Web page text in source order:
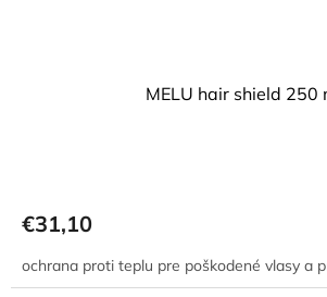
MELU hair shield 250
€31,10
ochrana proti teplu pre poškodené vlasy a